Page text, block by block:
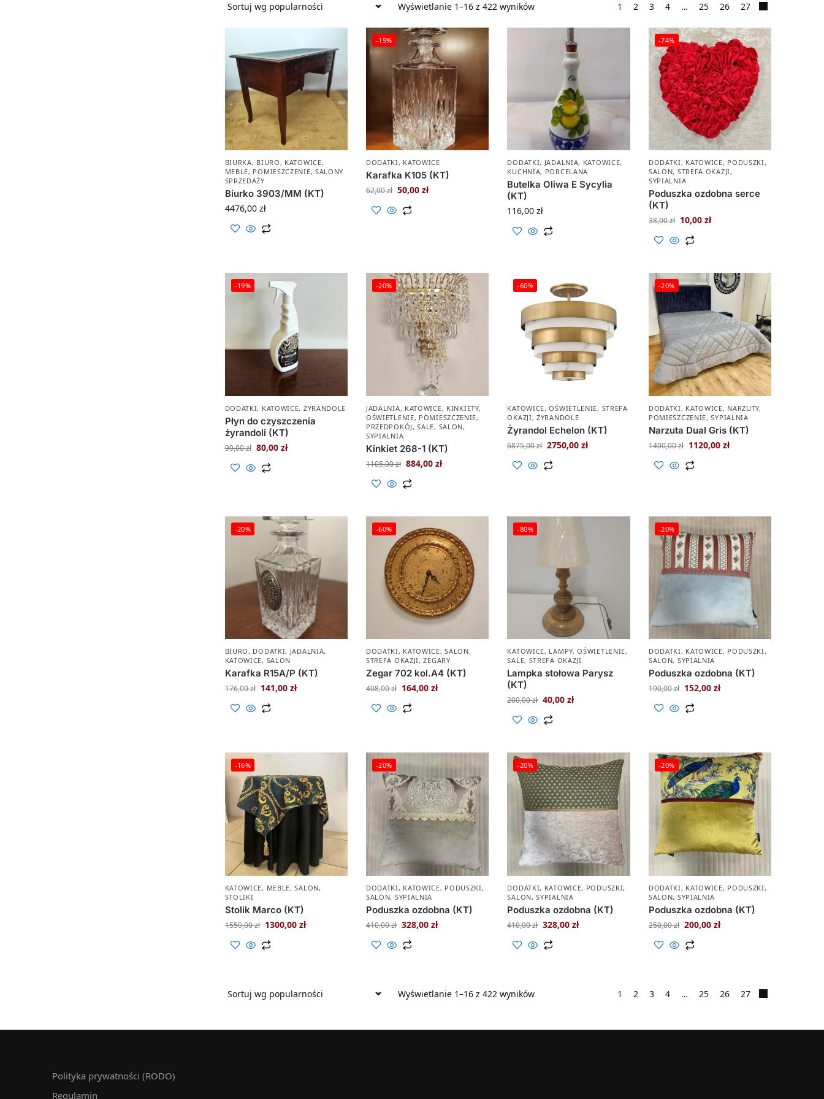
Wyświetlanie 1–16 z 422 wyników 1 2 3 4 … 25 26 27
BIURKA, BIURO, KATOWICE,
MEBLE, POMIESZCZENIE, SALONY
SPRZEDAŻY
Biurko 3903/MM (KT)
4476,00 zł
-19%
DODATKI, KATOWICE
Karafka K105 (KT)
62,00zł 50,00 zł
DODATKI, JADALNIA, KATOWICE,
KUCHNIA, PORCELANA
Butelka Oliwa E Sycylia
(KT)
116,00zł
-74%
DODATKI, KATOWICE, PODUSZKI,
SALON, STREFA OKAZJI,
SYPIALNIA
Poduszka ozdobna serce
(KT)
38,00zł 10,00 zł
-19%
DODATKI, KATOWICE, ŻYRANDOLE
Płyn do czyszczenia
żyrandoli (KT)
99,00zł 80,00 zł
-20%
JADALNIA, KATOWICE, KINKIETY,
OŚWIETLENIE, POMIESZCZENIE,
PRZEDPOKÓJ ,SALE, SALON,
SYPIALNIA
Kinkiet 268-1 (KT)
1105,00zł 884,00 zł
-60%
KATOWICE,OŚWIETLENIE, STREFA
OKAZJI,ŻYRANDOLE
Żyrandol Echelon (KT)
6875,00zł 2750,00zł
-20%
DODATKI, KATOWICE, NARZUTY,
POMIESZCZENIE,SYPIALNIA
Narzuta Dual Gris (KT)
1400,00zł 1120,00 zł
-20%
BIURO, DODATKI, JADALNIA,
KATOWICE, SALON
Karafka R15A/P (KT)
176,00zł 141,00 zł
-60%
DODATKI, KATOWICE,SALON,
STREFA OKAZJI,ZEGARY
Zegar 702 kol.A4 (KT)
408,00zł 164,00 zł
-80%
KATOWICE, LAMPY,OŚWIETLENIE,
SALE, STREFA OKAZJI
Lampka stołowa Parysz
(KT)
200,00zł 40,00zł
-20%
DODATKI, KATOWICE, PODUSZKI,
SALON, SYPIALNIA
Poduszka ozdobna (KT)
190,00zł 152,00 zł
-16%
KATOWICE, MEBLE,SALON,
STOLIKI
Stolik Marco (KT)
1550,00zł 1300,00 zł
-20%
DODATKI, KATOWICE, PODUSZKI,
SALON, SYPIALNIA
Poduszka ozdobna (KT)
410,00zł 328,00 zł
-20%
DODATKI, KATOWICE, PODUSZKI,
SALON,SYPIALNIA
Poduszka ozdobna (KT)
410,00zł 328,00zł
-20%
DODATKI, KATOWICE, PODUSZKI,
SALON, SYPIALNIA
Poduszka ozdobna (KT)
250,00zł 200,00 zł
Wyświetlanie 1–16 z 422 wyników 1 2 3 4 … 25 26 27
Polityka prywatności (RODO)
Regulamin